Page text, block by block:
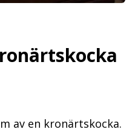
av en kronärtskocka.